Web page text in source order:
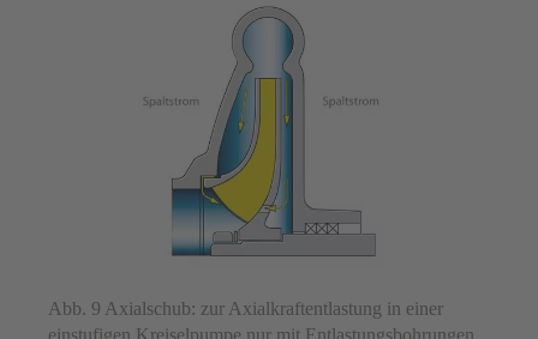
Abb. 9 Axialschub: zur Axialkraftentlastung in einer